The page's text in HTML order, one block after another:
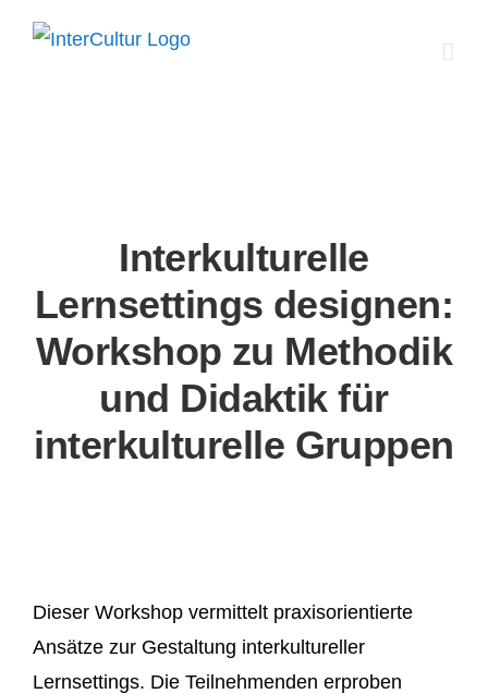
Zum
Interkulturelle
Lernsettings designen​:
Workshop zu Methodik
und Didaktik für
interkulturelle Gruppen
Dieser Workshop vermittelt praxisorientierte
Ansätze zur Gestaltung interkultureller
Lernsettings. Die Teilnehmenden erproben